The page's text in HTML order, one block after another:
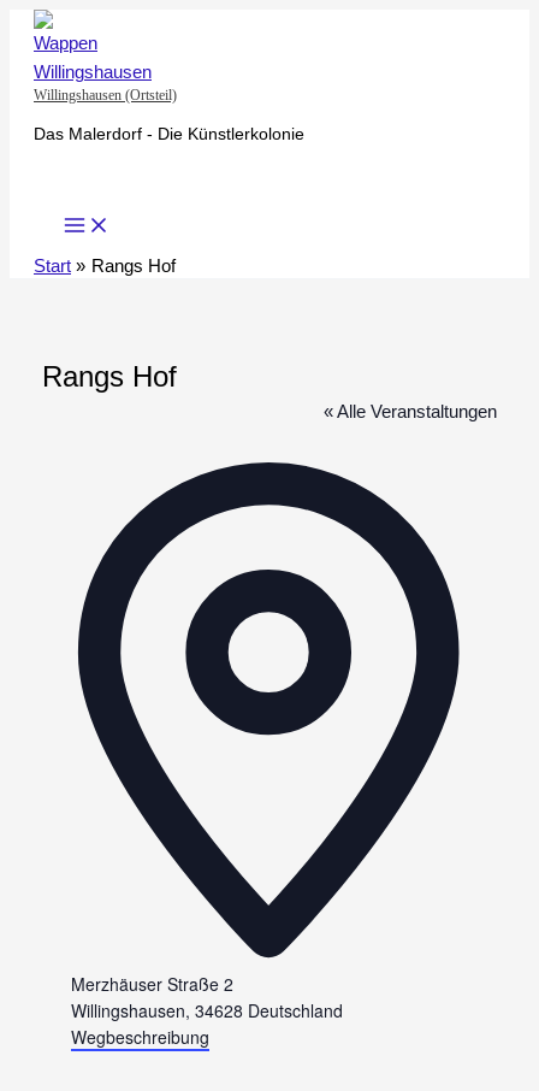
Zum
Inhalt
springen
Willingshausen (Ortsteil)
Das Malerdorf - Die Künstlerkolonie
Start Rangs Hof
Rangs Hof
« Alle Veranstaltungen
Merzhäuser Straße 2
Willingshausen, 34628 Deutschland
Wegbeschreibung